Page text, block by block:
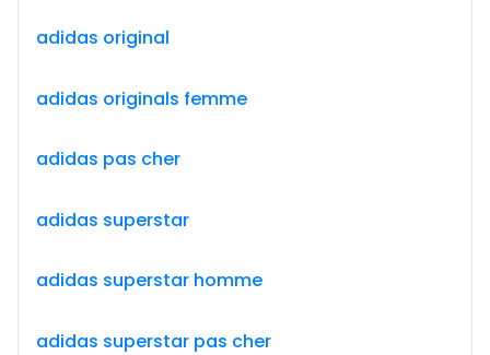
adidas original
adidas originals femme
adidas pas cher
adidas superstar
adidas superstar homme
adidas superstar pas cher